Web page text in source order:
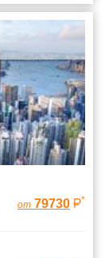
от 79730 *